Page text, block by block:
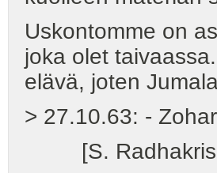
Uskontomme on
joka olet
elävä, joten
> 27.10.63: -
[S.